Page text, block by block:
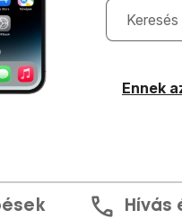
Gépelés
Ennek
Hívás